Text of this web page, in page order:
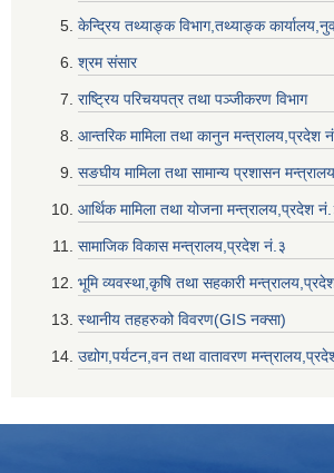
केन्द्रिय तथ्याङ्क विभाग,तथ्याङ्क
श्रम संसार
राष्ट्रिय परिचयपत्र तथा पञ्जीकरण विभाग
आन्तरिक मामिला तथा कानुन मन्त्रालय,प्रदेश
सङघीय मामिला तथा सामान्य प्रशासन मन्त्रालय
आर्थिक मामिला तथा योजना मन्त्रालय,प्रदेश
सामाजिक विकास मन्त्रालय,प्रदेश नं‌‍‌‍.३
भूमि व्यवस्था,कृषि तथा सहकारी
स्थानीय तहहरुको विवरण(GIS नक्सा)
उद्योग,पर्यटन,वन तथा वातावरण